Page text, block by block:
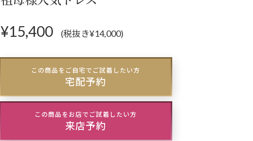
¥15,400 (税抜き¥14,000)
この商品をご自宅でご試着したい方
宅配予約
この商品をお店でご試着したい方
来店予約